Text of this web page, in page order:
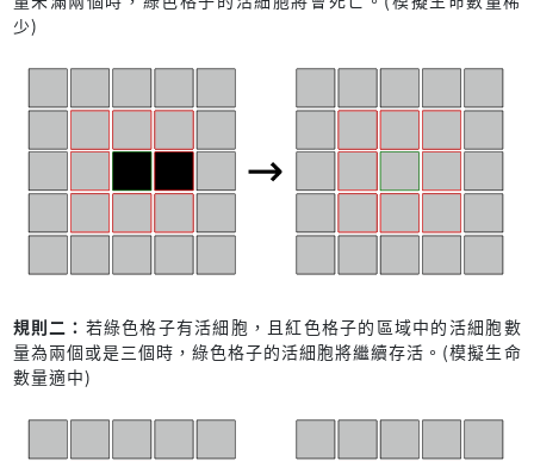
少)
規則二： 若綠色格子有活細胞，且紅色格子的區域中的活細胞數
量為兩個或是三個時，綠色格子的活細胞將繼續存活。(模擬生命
數量適中)